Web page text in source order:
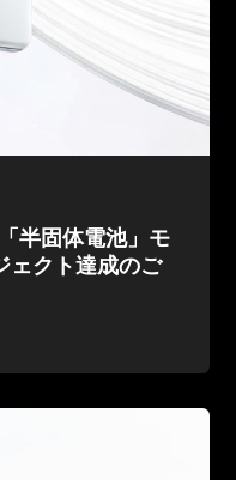
半固体電池」モ
ェクト達成のご